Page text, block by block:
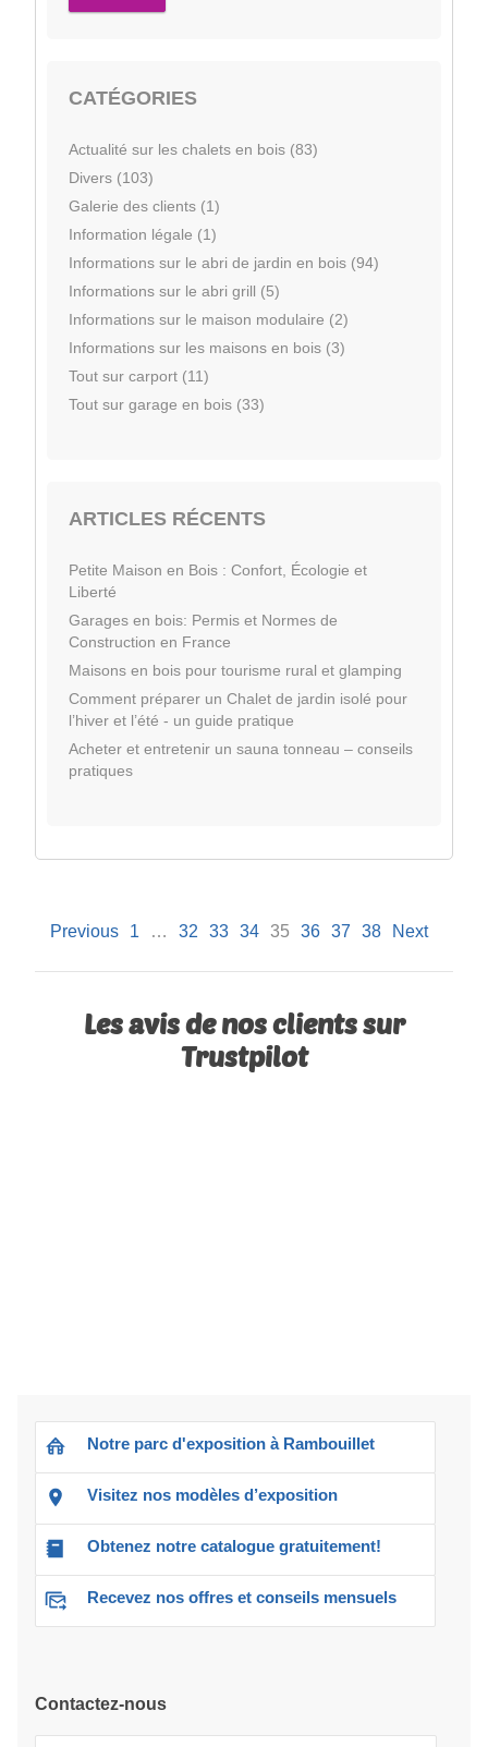
CATÉGORIES
Actualité sur les chalets en bois (83)
Divers (103)
Galerie des clients (1)
Information légale (1)
Informations sur le abri de jardin en bois (94)
Informations sur le abri grill (5)
Informations sur le maison modulaire (2)
Informations sur les maisons en bois (3)
Tout sur carport (11)
Tout sur garage en bois (33)
ARTICLES RÉCENTS
Petite Maison en Bois : Confort, Écologie et
Liberté
Garages en bois: Permis et Normes de
Construction en France
Maisons en bois pour tourisme rural et glamping
Comment préparer un Chalet de jardin isolé pour
l’hiver et l’été - un guide pratique
Acheter et entretenir un sauna tonneau – conseils
pratiques
Previous 1 … 32 33 34 35 36 37 38 Next
Les avis de nos clients sur
Trustpilot
Notre parc d'exposition à Rambouillet
Visitez nos modèles d’exposition
Obtenez notre catalogue gratuitement!
Recevez nos offres et conseils mensuels
Contactez-nous